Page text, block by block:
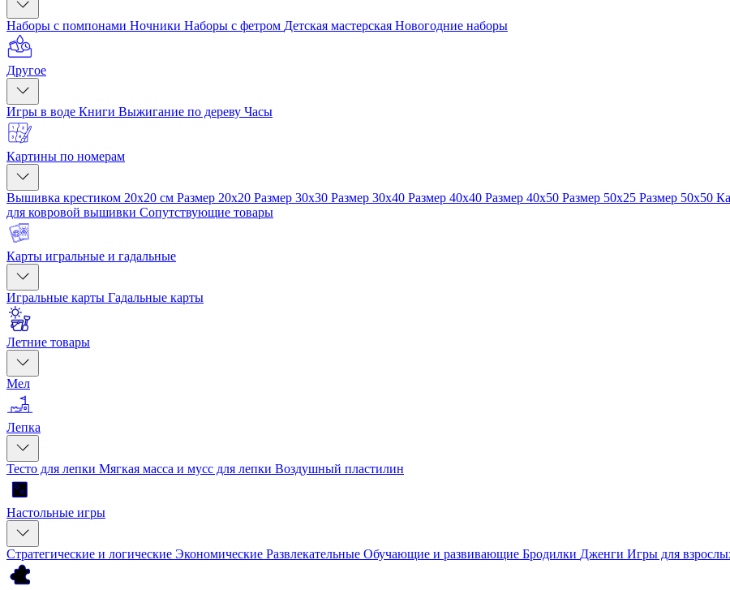
Наборы с помпонами Ночники Наборы с фетром Детская мастерская Новогодние наборы
Другое
Игры в воде Книги Выжигание по дереву Часы
Картины по номерам
Вышивка крестиком 20x20 см Размер 20x20 Размер 30x30 Размер 30x40 Размер 40x40 Размер 40x50 Размер 50x25 Размер 50x50
для ковровой вышивки Сопутствующие товары
Карты игральные и гадальные
Игральные карты Гадальные карты
Летние товары
Мел
Лепка
Тесто для лепки Мягкая масса и мусс для лепки Воздушный пластилин
Настольные игры
Стратегические и логические Экономические Развлекательные Обучающие и развивающие Бродилки Дженги Игры для